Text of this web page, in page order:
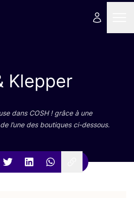
Klepper
dans COSH! grâce à une
l’une des bou­tiques ci-dessous.